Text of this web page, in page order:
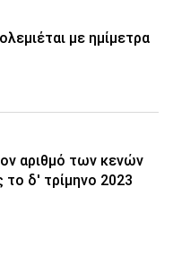
με ημίμετρα
αριθμό των κενών
το δ' τρίμηνο 2023